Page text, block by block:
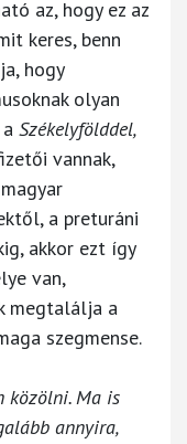
az, hogy ez az
keres, benn
hogy
olyan
Székelyfölddel,
vannak,
a preturáni
akkor ezt így
van,
megtalálja a
szegmense.
közölni. Ma is
annyira,